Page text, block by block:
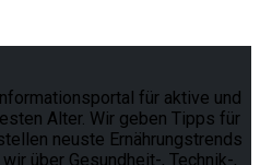
für aktive und
Alter. Wir geben Tipps für
neuste Ernährungstrends
über Gesundheit-, Technik-,